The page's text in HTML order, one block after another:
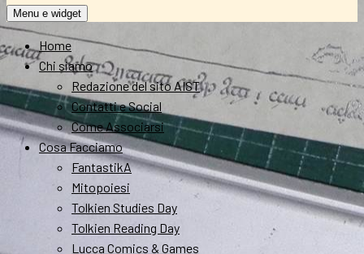
Menu e widget
Home
Chi siamo
Redazione del sito AIST
Contatti e Social
Come Associarsi
Cosa Facciamo
FantastikA
Mitopoiesi
Tolkien Studies Day
Tolkien Reading Day
Lucca Comics & Games